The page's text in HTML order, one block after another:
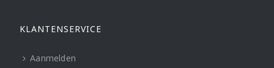
KLANTENSERVICE
Aanmelden